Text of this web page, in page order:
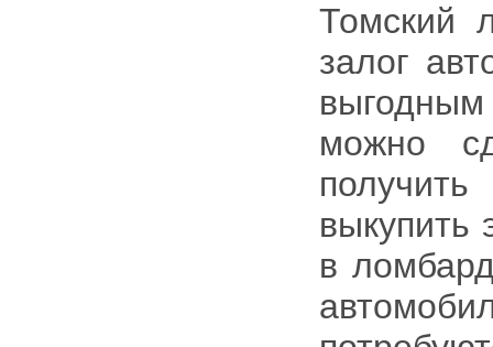
Томский
залог
выгодным
можно
выкупить
в